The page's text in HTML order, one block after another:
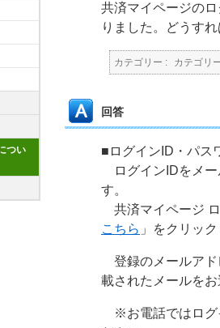
つい
共済マイページの
りました。どうすれ
カテゴリー : カテゴリ
回答
■ログインID・パス
ログインIDをメー
す。
共済マイページ ロ
こちら 」をクリッ
登録のメールアド
載されたメールをお
※お電話ではログ